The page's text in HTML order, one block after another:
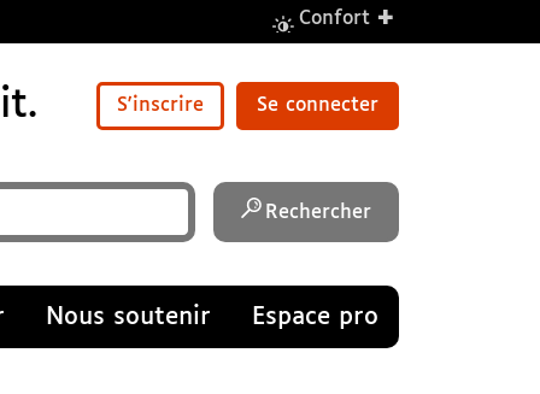
Confort +
S'inscrire Se connecter
Rechercher
Nous soutenir Espace pro